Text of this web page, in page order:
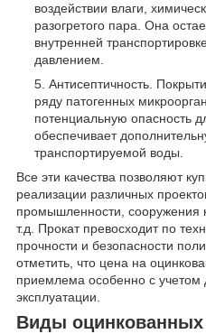
воздействии влаги,
разогретого пара. Она
внутренней
давлением.
Антисептичность.
ряду патогенных
потенциальную опасность
обеспечивает
транспортируемой воды.
Все эти качества позволяют
реализации различных
промышленности, сооружения
т.д. Прокат превосходит по
прочности и безопасности
отметить, что цена на
приемлема особенно с учетом
эксплуатации.
Виды оцинкованных